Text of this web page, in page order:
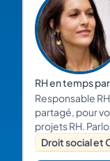
RH en temps
Responsable
partagé, pour
projets RH.
Droit social et